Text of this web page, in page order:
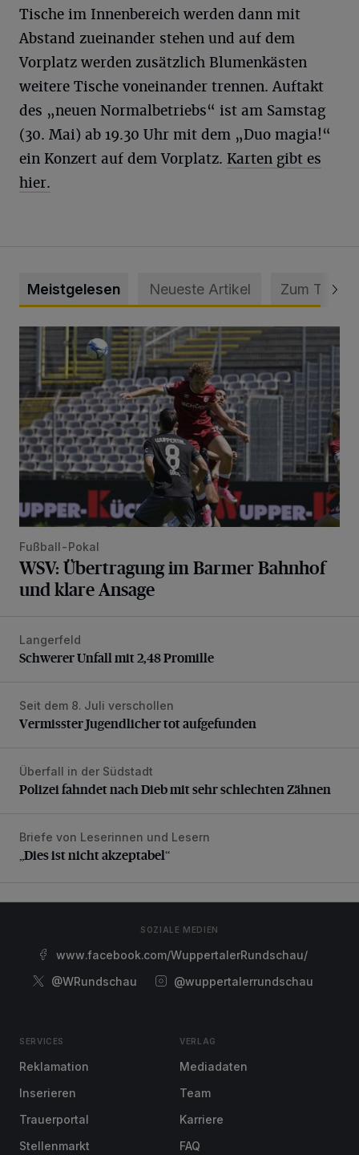
Tische im Innenbereich werden dann mit
Abstand zueinander stehen und auf dem
Vorplatz werden zusätzlich Blumenkästen
weitere Tische voneinander trennen. Auftakt
des „neuen Normalbetriebs“ ist am Samstag
(30. Mai) ab 19.30 Uhr mit dem „Duo magia!“
ein Konzert auf dem Vorplatz. Karten gibt es
hier.
Meistgelesen Neueste Artikel Zum Thema
WSV: Übertragung im Barmer Bahnhof und klare Ansage
Fußball-Pokal
WSV: Übertragung im Barmer Bahnhof
und klare Ansage
Schwerer Unfall mit 2,48 Promille
Langerfeld
Schwerer Unfall mit 2,48 Promille
Vermisster Jugendlicher tot aufgefunden
Seit dem 8. Juli verschollen
Vermisster Jugendlicher tot aufgefunden
Polizei fahndet nach Dieb mit sehr schlechten Zähnen
Überfall in der Südstadt
Polizei fahndet nach Dieb mit sehr schlechten Zähnen
„Dies ist nicht akzeptabel“
Briefe von Leserinnen und Lesern
„Dies ist nicht akzeptabel“
SOZIALE MEDIEN
www.facebook.com/WuppertalerRundschau/
@WRundschau
@wuppertalerrundschau
SERVICES
Reklamation
Inserieren
Trauerportal
Stellenmarkt
VERLAG
Mediadaten
Team
Karriere
FAQ